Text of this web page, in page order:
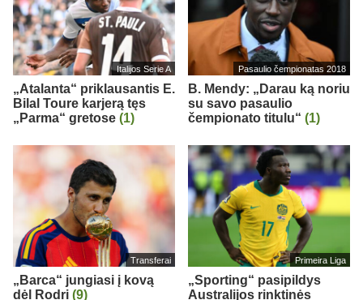
Italijos Serie A
„Atalanta“ priklausantis E.
Bilal Toure karjerą tęs
„Parma“ gretose (1)
Pasaulio čempionatas 2018
B. Mendy: „Darau ką noriu
su savo pasaulio
čempionato titulu“ (1)
Transferai
„Barca“ jungiasi į kovą
dėl Rodri (9)
Primeira Liga
„Sporting“ pasipildys
Australijos rinktinės